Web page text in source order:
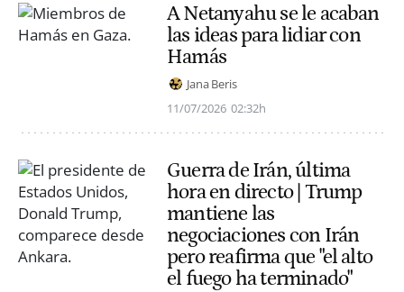
A Netanyahu se le acaban
las ideas para lidiar con
Hamás
Jana Beris
11/07/2026 02:32h
Guerra de Irán, última
hora en directo | Trump
mantiene las
negociaciones con Irán
pero reafirma que "el alto
el fuego ha terminado"